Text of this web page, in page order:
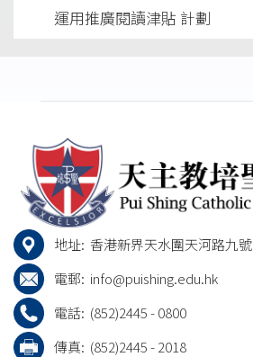
運用推廣閱讀津貼 計劃
地址: 香港新界天水圍天河路九號
電郵: info@puishing.edu.hk
電話: (852)2445 - 0800
傳真: (852)2445 - 2018